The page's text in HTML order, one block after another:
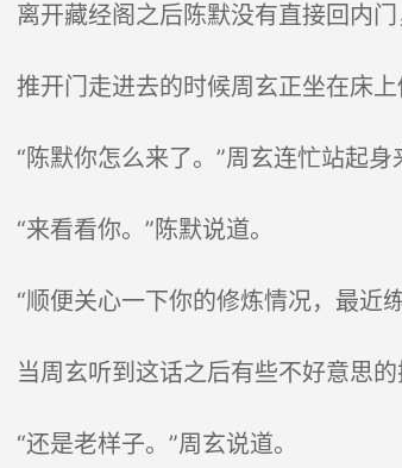
离开藏经阁之后陈默没有直接回内
推开门走进去的时候周玄正坐在床上
“陈默你怎么来了。”周玄连忙站起身
“来看看你。”陈默说道。
“顺便关心一下你的修炼情况，最近
当周玄听到这话之后有些不好意思的
“还是老样子。”周玄说道。